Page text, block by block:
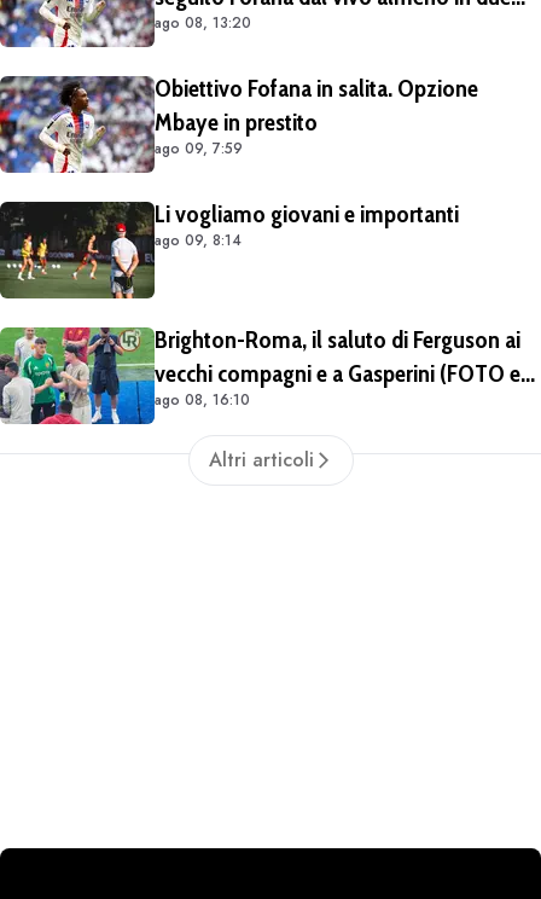
occasioni. Costa 40/45 milioni
ago 08, 13:20
Obiettivo Fofana in salita. Opzione
Mbaye in prestito
ago 09, 7:59
Li vogliamo giovani e importanti
ago 09, 8:14
Brighton-Roma, il saluto di Ferguson ai
vecchi compagni e a Gasperini (FOTO e
VIDEO)
ago 08, 16:10
Altri articoli